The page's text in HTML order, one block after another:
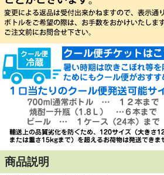
商品説明